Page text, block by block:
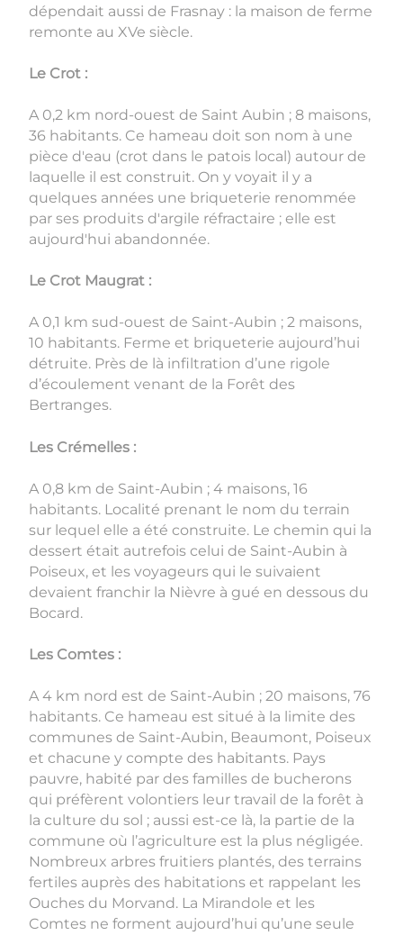
dépendait aussi de Frasnay : la maison de ferme
remonte au XVe siècle.
Le Crot :
A 0,2 km nord-ouest de Saint Aubin ; 8 maisons,
36 habitants. Ce hameau doit son nom à une
pièce d'eau (crot dans le patois local) autour de
laquelle il est construit. On y voyait il y a
quelques années une briqueterie renommée
par ses produits d'argile réfractaire ; elle est
aujourd'hui abandonnée.
Le Crot Maugrat :
A 0,1 km sud-ouest de Saint-Aubin ; 2 maisons,
10 habitants. Ferme et briqueterie aujourd’hui
détruite. Près de là infiltration d’une rigole
d’écoulement venant de la Forêt des
Bertranges.
Les Crémelles :
A 0,8 km de Saint-Aubin ; 4 maisons, 16
habitants. Localité prenant le nom du terrain
sur lequel elle a été construite. Le chemin qui la
dessert était autrefois celui de Saint-Aubin à
Poiseux, et les voyageurs qui le suivaient
devaient franchir la Nièvre à gué en dessous du
Bocard.
Les Comtes :
A 4 km nord est de Saint-Aubin ; 20 maisons, 76
habitants. Ce hameau est situé à la limite des
communes de Saint-Aubin, Beaumont, Poiseux
et chacune y compte des habitants. Pays
pauvre, habité par des familles de bucherons
qui préfèrent volontiers leur travail de la forêt à
la culture du sol ; aussi est-ce là, la partie de la
commune où l’agriculture est la plus négligée.
Nombreux arbres fruitiers plantés, des terrains
fertiles auprès des habitations et rappelant les
Ouches du Morvand. La Mirandole et les
Comtes ne forment aujourd’hui qu’une seule